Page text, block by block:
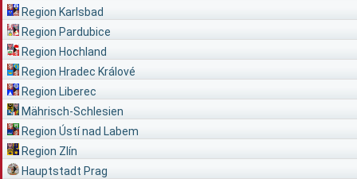
Region Karlsbad
Region Pardubice
Region Hochland
Region Hradec Králové
Region Liberec
Mährisch-Schlesien
Region Ústí nad Labem
Region Zlín
Hauptstadt Prag